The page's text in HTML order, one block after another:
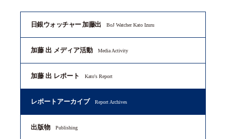
日銀ウォッチャー 加藤出 BoJ Watcher Kato Izuru
加藤 出 メディア活動 Media Activity
加藤 出 レポート Kato's Report
レポートアーカイブ Report Archives
出版物 Publishing